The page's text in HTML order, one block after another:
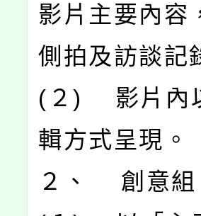
影片主要內容
側拍及訪談記
(２) 影片內
輯方式呈現。
２、 創意組